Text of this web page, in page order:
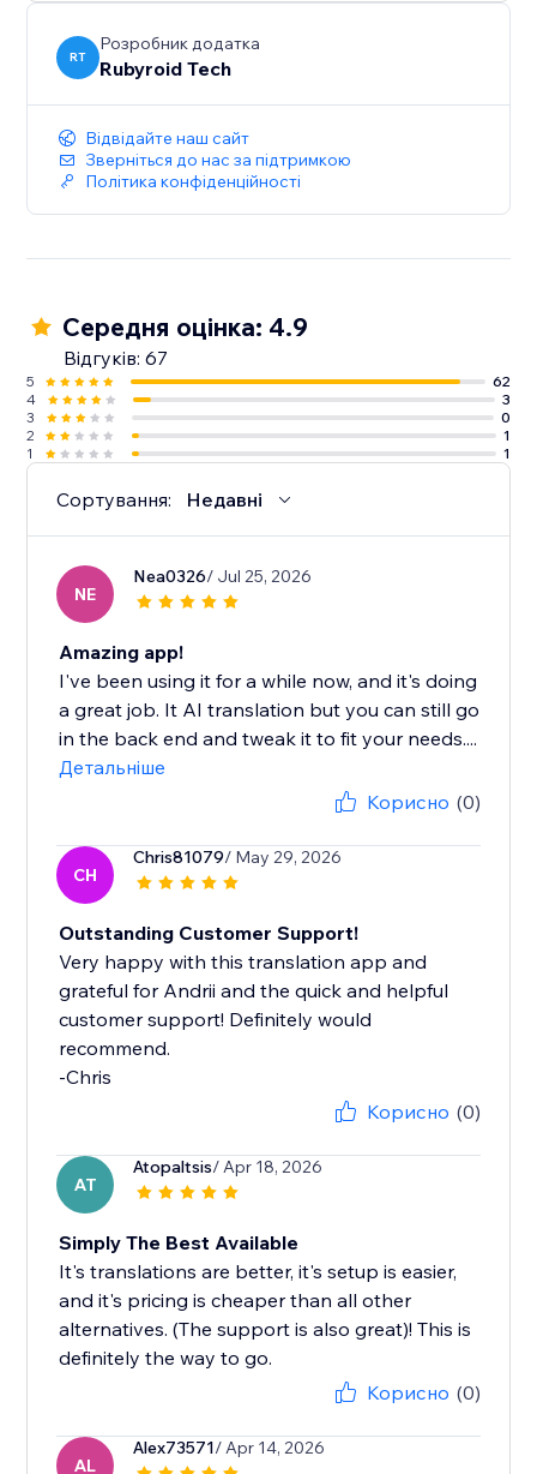
RT
Розробник додатка
Rubyroid Tech
Відвідайте наш сайт
Зверніться до нас за підтримкою
Політика конфіденційності
Середня оцінка: 4.9
Відгуків: 67
5
62
4
3
3
0
2
1
1
1
Сортування: Недавні
NE
Nea0326/ Jul 25, 2026
Amazing app!
I've been using it for a while now, and it's doing
a great job. It AI translation but you can still go
in the back end and tweak it to fit your needs....
Детальніше
Корисно (0)
CH
Chris81079/ May 29, 2026
Outstanding Customer Support!
Very happy with this translation app and
grateful for Andrii and the quick and helpful
customer support! Definitely would
recommend.
-Chris
Корисно (0)
AT
Atopaltsis/ Apr 18, 2026
Simply The Best Available
It's translations are better, it's setup is easier,
and it's pricing is cheaper than all other
alternatives. (The support is also great)! This is
definitely the way to go.
Корисно (0)
AL
Alex73571/ Apr 14, 2026